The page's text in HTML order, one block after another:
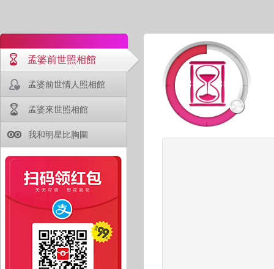
孟婆前世照相館
孟婆前世情人照相館
孟婆來世照相館
我和明星比胸圍